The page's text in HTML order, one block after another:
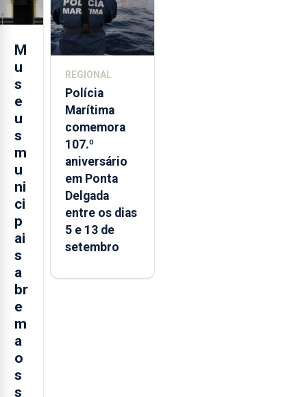
M
u
s
e
u
s
m
u
ni
ci
p
ai
s
a
br
e
m
a
o
s
s
REGIONAL
Polícia
Marítima
comemora
107.º
aniversário
em Ponta
Delgada
entre os dias
5 e 13 de
setembro